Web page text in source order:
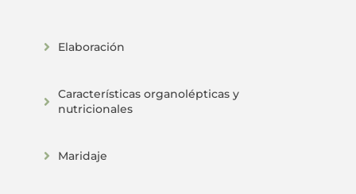
Elaboración
Características organolépticas y
nutricionales
Maridaje